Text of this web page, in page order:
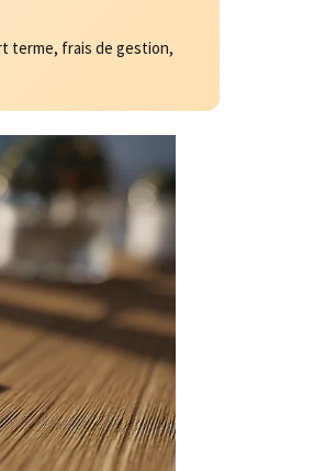
terme, frais de gestion,